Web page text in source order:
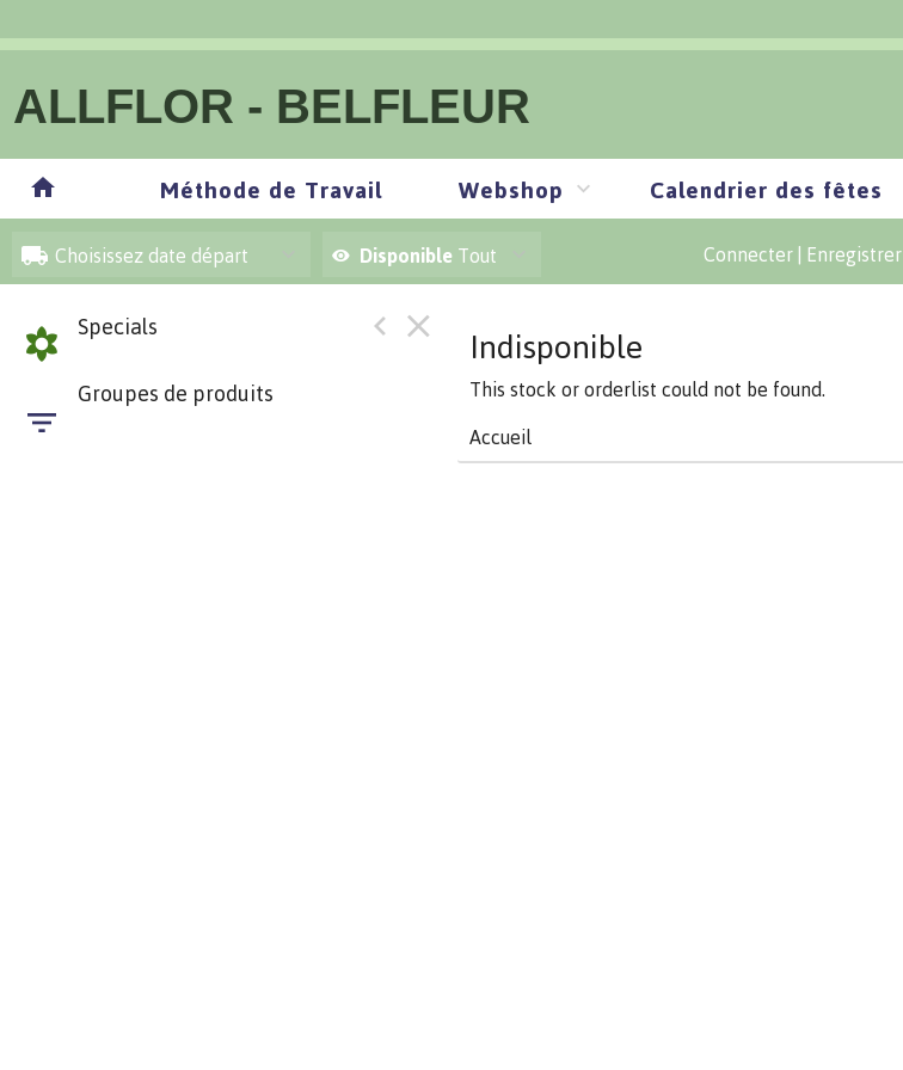
ALLFLOR - BELFLEUR
Méthode de Travail Webshop Calendrier des fêtes
Choisissez date départ Disponible Tout Connecter Enregistrer
Specials
Groupes de produits
Indisponible
This stock or orderlist could not be found.
Accueil